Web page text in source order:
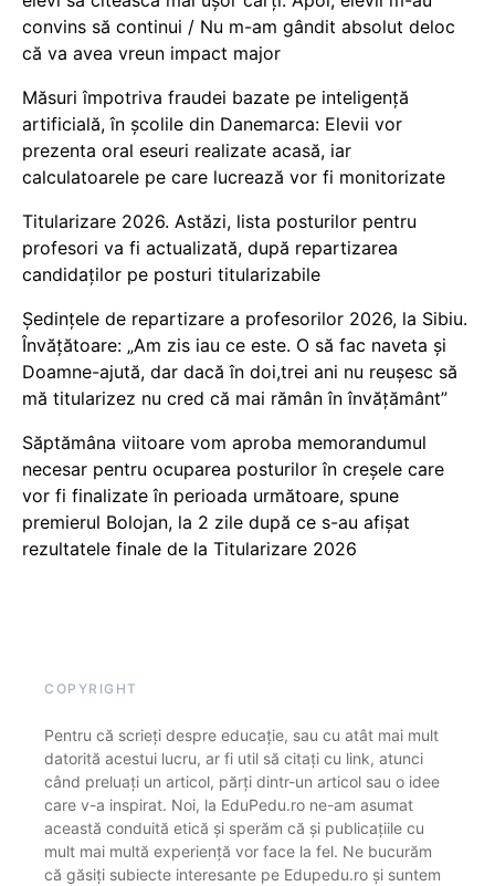
convins să continui / Nu m-am gândit absolut deloc
că va avea vreun impact major
Măsuri împotriva fraudei bazate pe inteligență
artificială, în școlile din Danemarca: Elevii vor
prezenta oral eseuri realizate acasă, iar
calculatoarele pe care lucrează vor fi monitorizate
Titularizare 2026. Astăzi, lista posturilor pentru
profesori va fi actualizată, după repartizarea
candidaților pe posturi titularizabile
Ședințele de repartizare a profesorilor 2026, la Sibiu.
Învățătoare: „Am zis iau ce este. O să fac naveta și
Doamne-ajută, dar dacă în doi,trei ani nu reușesc să
mă titularizez nu cred că mai rămân în învățământ”
Săptămâna viitoare vom aproba memorandumul
necesar pentru ocuparea posturilor în creșele care
vor fi finalizate în perioada următoare, spune
premierul Bolojan, la 2 zile după ce s-au afișat
rezultatele finale de la Titularizare 2026
COPYRIGHT
Pentru că scrieți despre educație, sau cu atât mai mult
datorită acestui lucru, ar fi util să citați cu link, atunci
când preluați un articol, părți dintr-un articol sau o idee
care v-a inspirat. Noi, la EduPedu.ro ne-am asumat
această conduită etică și sperăm că și publicațiile cu
mult mai multă experiență vor face la fel. Ne bucurăm
că găsiți subiecte interesante pe Edupedu.ro și suntem